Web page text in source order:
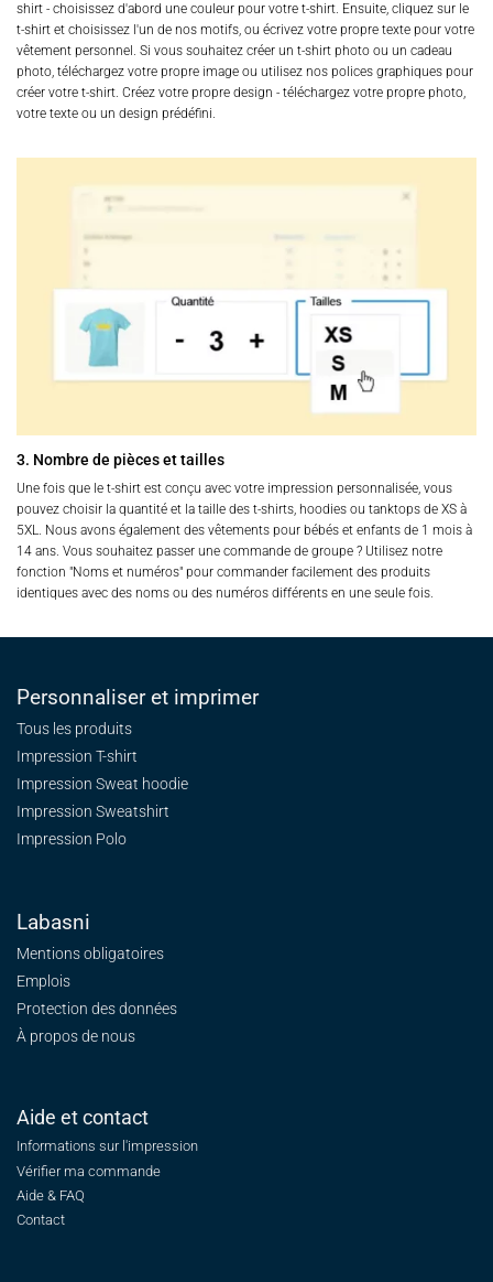
shirt - choisissez d'abord une couleur pour votre t-shirt. Ensuite, cliquez sur le
t-shirt et choisissez l'un de nos motifs, ou écrivez votre propre texte pour votre
vêtement personnel. Si vous souhaitez créer un t-shirt photo ou un cadeau
photo, téléchargez votre propre image ou utilisez nos polices graphiques pour
créer votre t-shirt. Créez votre propre design - téléchargez votre propre photo,
votre texte ou un design prédéfini.
3. Nombre de pièces et tailles
Une fois que le t-shirt est conçu avec votre impression personnalisée, vous
pouvez choisir la quantité et la taille des t-shirts, hoodies ou tanktops de XS à
5XL. Nous avons également des vêtements pour bébés et enfants de 1 mois à
14 ans. Vous souhaitez passer une commande de groupe ? Utilisez notre
fonction "Noms et numéros" pour commander facilement des produits
identiques avec des noms ou des numéros différents en une seule fois.
Personnaliser et imprimer
Tous les produits
Impression T-shirt
Impression Sweat hoodie
Impression Sweatshirt
Impression Polo
Labasni
Mentions obligatoires
Emplois
Protection des données
À propos de nous
Aide et contact
Informations sur l'impression
Vérifier ma commande
Aide & FAQ
Contact